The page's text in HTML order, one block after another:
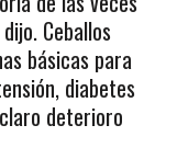
Ceballos
básicas para
diabetes
deterioro